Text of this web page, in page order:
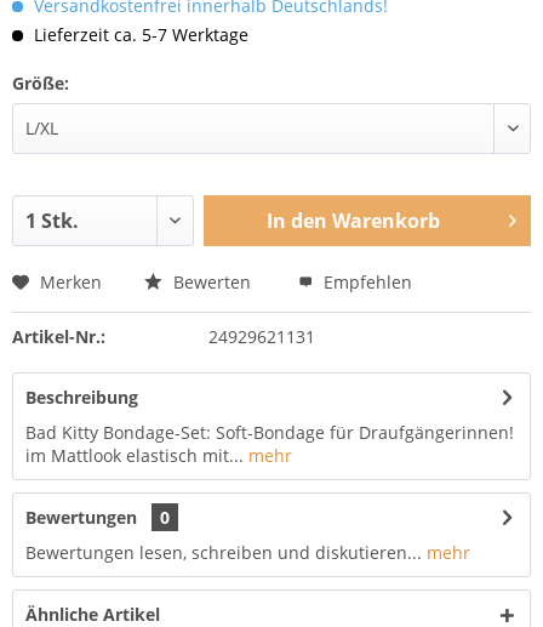
Versandkostenfrei innerhalb Deutschlands!
Lieferzeit ca. 5-7 Werktage
Größe:
In den Warenkorb
Merken Bewerten Empfehlen
Artikel-Nr.: 24929621131
Beschreibung
Bad Kitty Bondage-Set: Soft-Bondage für Draufgängerinnen!
im Mattlook elastisch mit... mehr
Bewertungen
0
Bewertungen lesen, schreiben und diskutieren... mehr
Ähnliche Artikel